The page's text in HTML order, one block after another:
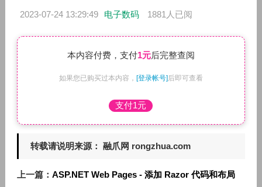
2023-07-24 13:29:49 电子数码 1881人已阅
本内容付费，支付1元后完整查阅
如果您已购买过本内容， [登录帐号]后即可查看
支付1元
转载请说明来源： 融爪网 rongzhua.com
上一篇： ASP.NET Web Pages - 添加 Razor 代码和布局